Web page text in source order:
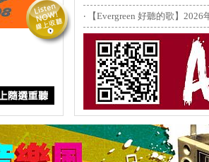
Sun04:00-05:00
98DJ
98音樂風
‧ 【Evergreen 好聽的歌】2026